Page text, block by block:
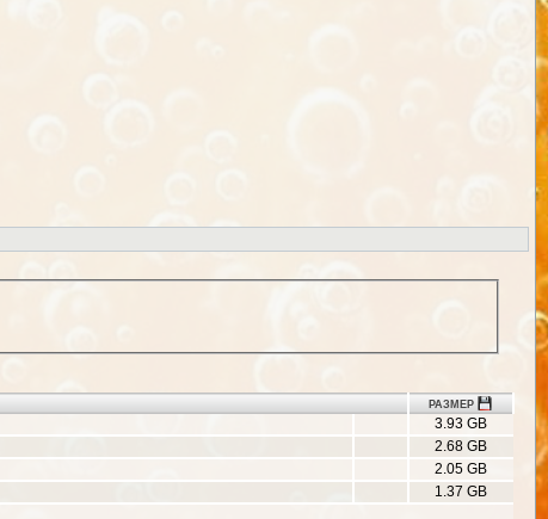
РАЗМЕР
3.93 GB
2.68 GB
2.05 GB
1.37 GB